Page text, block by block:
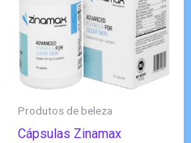
Produtos de beleza
Cápsulas Zinamax